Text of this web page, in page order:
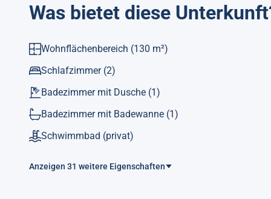
Was bietet diese
Wohnflächenbereich (130 m²)
Schlafzimmer (2)
Badezimmer mit Dusche (1)
Badezimmer mit Badewanne (1)
Schwimmbad (privat)
Anzeigen 31 weitere Eigenschaften